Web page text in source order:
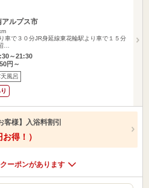
アルプス市
車で３０分JR身延線東花輪駅より車で１５分
…
～21:30
円～
天風呂
客様】入浴料割引
得！）
ーポンがあります